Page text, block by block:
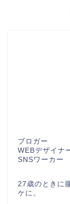
ブロガー
WEBデザイナ
SNSワーカー
27歳のときに
ケに。